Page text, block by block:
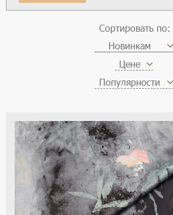
Сортировать по:
Новинкам
Цене
Популярности